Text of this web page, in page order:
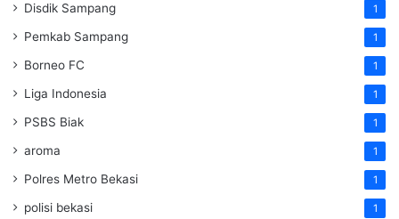
Disdik Sampang 1
Pemkab Sampang 1
Borneo FC 1
Liga Indonesia 1
PSBS Biak 1
aroma 1
Polres Metro Bekasi 1
polisi bekasi 1